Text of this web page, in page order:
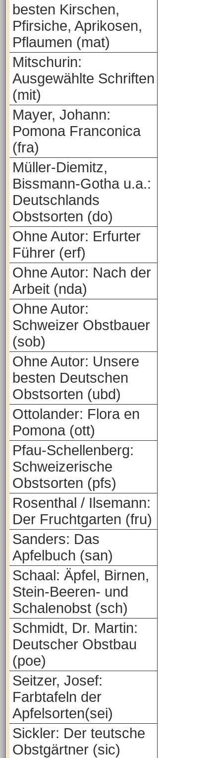
besten Kirschen,
Pfirsiche, Aprikosen,
Pflaumen (mat)
Mitschurin:
Ausgewählte Schriften
(mit)
Mayer, Johann:
Pomona Franconica
(fra)
Müller-Diemitz,
Bissmann-Gotha u.a.:
Deutschlands
Obstsorten (do)
Ohne Autor: Erfurter
Führer (erf)
Ohne Autor: Nach der
Arbeit (nda)
Ohne Autor:
Schweizer Obstbauer
(sob)
Ohne Autor: Unsere
besten Deutschen
Obstsorten (ubd)
Ottolander: Flora en
Pomona (ott)
Pfau-Schellenberg:
Schweizerische
Obstsorten (pfs)
Rosenthal / Ilsemann:
Der Fruchtgarten (fru)
Sanders: Das
Apfelbuch (san)
Schaal: Äpfel, Birnen,
Stein-Beeren- und
Schalenobst (sch)
Schmidt, Dr. Martin:
Deutscher Obstbau
(poe)
Seitzer, Josef:
Farbtafeln der
Apfelsorten(sei)
Sickler: Der teutsche
Obstgärtner (sic)